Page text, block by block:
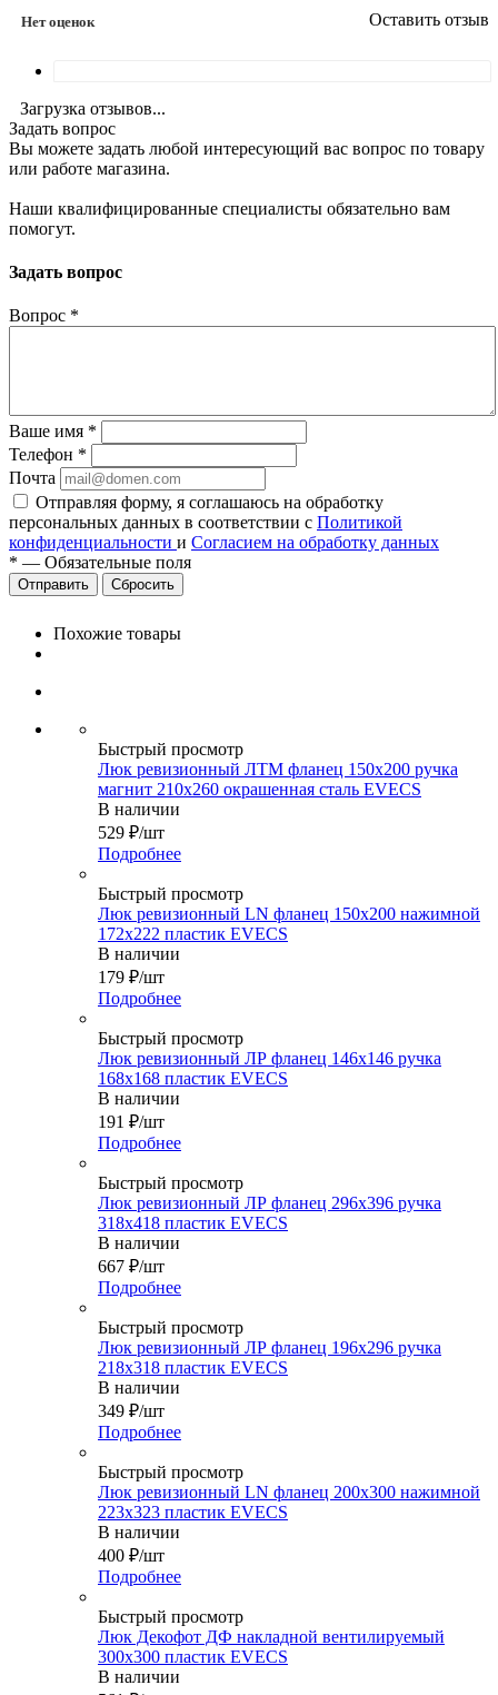
Нет оценок Оставить отзыв
Загрузка отзывов...
Задать вопрос
Вы можете задать любой интересующий вас вопрос по товару
или работе магазина.
Наши квалифицированные специалисты обязательно вам
помогут.
Задать вопрос
Вопрос *
Ваше имя *
Телефон *
Почта
Отправляя форму, я соглашаюсь на обработку
персональных данных в соответствии с Политикой
конфиденциальности и Согласием на обработку данных
* — Обязательные поля
Сбросить
Похожие товары
Быстрый просмотр
Люк ревизионный ЛТМ фланец 150х200 ручка
магнит 210х260 окрашенная сталь EVECS
В наличии
529 ₽/шт
Подробнее
Быстрый просмотр
Люк ревизионный LN фланец 150х200 нажимной
172х222 пластик EVECS
В наличии
179 ₽/шт
Подробнее
Быстрый просмотр
Люк ревизионный ЛР фланец 146х146 ручка
168х168 пластик EVECS
В наличии
191 ₽/шт
Подробнее
Быстрый просмотр
Люк ревизионный ЛР фланец 296х396 ручка
318х418 пластик EVECS
В наличии
667 ₽/шт
Подробнее
Быстрый просмотр
Люк ревизионный ЛР фланец 196х296 ручка
218х318 пластик EVECS
В наличии
349 ₽/шт
Подробнее
Быстрый просмотр
Люк ревизионный LN фланец 200х300 нажимной
223х323 пластик EVECS
В наличии
400 ₽/шт
Подробнее
Быстрый просмотр
Люк Декофот ДФ накладной вентилируемый
300х300 пластик EVECS
В наличии